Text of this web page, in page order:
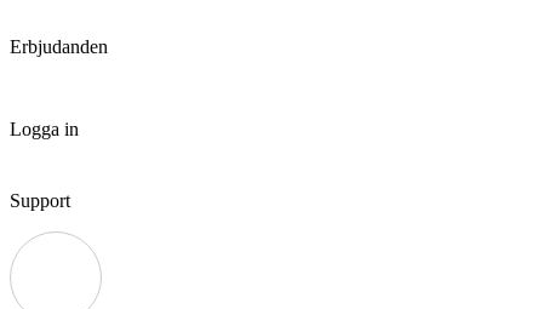
Erbjudanden
Logga in
Support